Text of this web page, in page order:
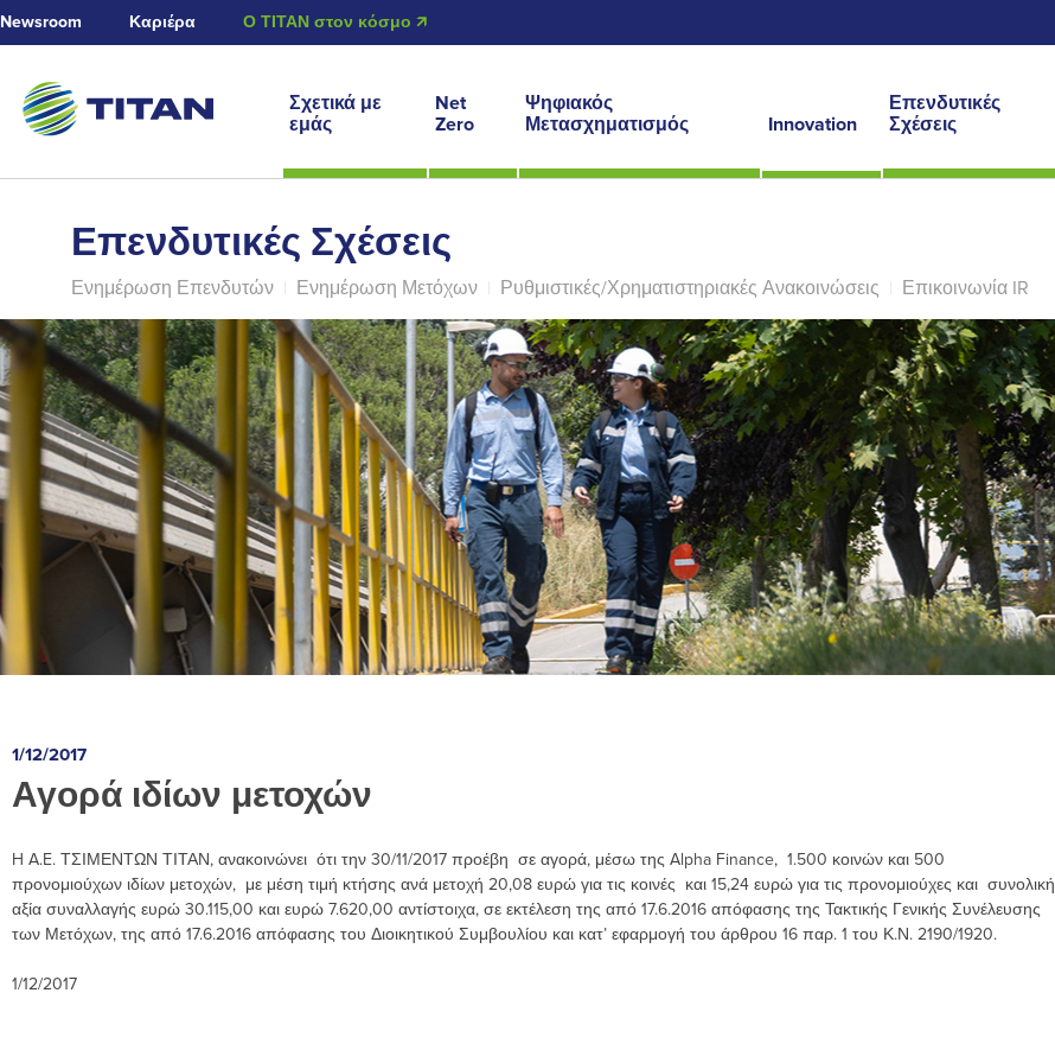
Newsroom Καριέρα Ο ΤΙΤΑΝ στον κόσμο 🡭
Σχετικά με
εμάς
Net
Zero
Ψηφιακός
Μετασχηματισμός
Innovation
Επενδυτικές
Σχέσεις
Επενδυτικές Σχέσεις
Ενημέρωση Επενδυτών Ενημέρωση Μετόχων Ρυθμιστικές/Χρηματιστηριακές Ανακοινώσεις Επικοινωνία IR
1/12/2017
Αγορά ιδίων μετοχών
H A.E. ΤΣΙΜΕΝΤΩΝ ΤΙΤΑΝ, ανακοινώνει ότι την 30/11/2017 προέβη σε αγορά, μέσω της Alpha Finance, 1.500 κοινών και 500
προνομιούχων ιδίων μετοχών, με μέση τιμή κτήσης ανά μετοχή 20,08 ευρώ για τις κοινές και 15,24 ευρώ για τις προνομιούχες και συνολική
αξία συναλλαγής ευρώ 30.115,00 και ευρώ 7.620,00 αντίστοιχα, σε εκτέλεση της από 17.6.2016 απόφασης της Τακτικής Γενικής Συνέλευσης
των Μετόχων, της από 17.6.2016 απόφασης του Διοικητικού Συμβουλίου και κατ’ εφαρμογή του άρθρου 16 παρ. 1 του Κ.Ν. 2190/1920.
1/12/2017